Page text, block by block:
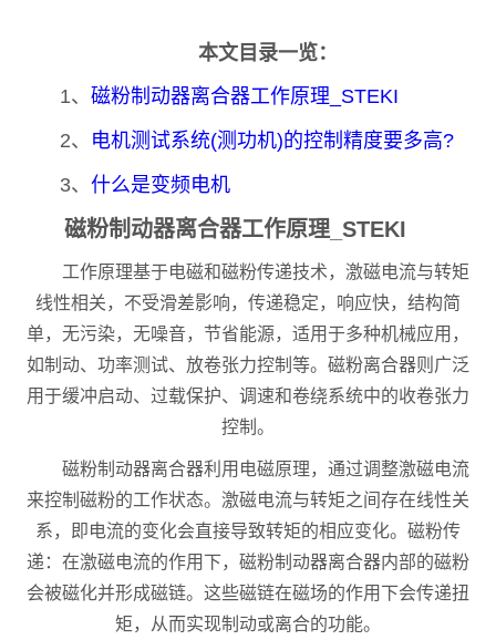
本文目录一览：
1、 磁粉制动器离合器工作原理_STEKI
2、
电机测试系统(测功机)的控制精度要多高?
3、 什么是变频电机
磁粉制动器离合器工作原理_STEKI
工作原理基于电磁和磁粉传递技术，激磁电流与转矩
线性相关，不受滑差影响，传递稳定，响应快，结构简
单，无污染，无噪音，节省能源，适用于多种机械应用，
如制动、功率测试、放卷张力控制等。磁粉离合器则广泛
用于缓冲启动、过载保护、调速和卷绕系统中的收卷张力
控制。
磁粉制动器离合器利用电磁原理，通过调整激磁电流
来控制磁粉的工作状态。激磁电流与转矩之间存在线性关
系，即电流的变化会直接导致转矩的相应变化。磁粉传
递：在激磁电流的作用下，磁粉制动器离合器内部的磁粉
会被磁化并形成磁链。这些磁链在磁场的作用下会传递扭
矩，从而实现制动或离合的功能。